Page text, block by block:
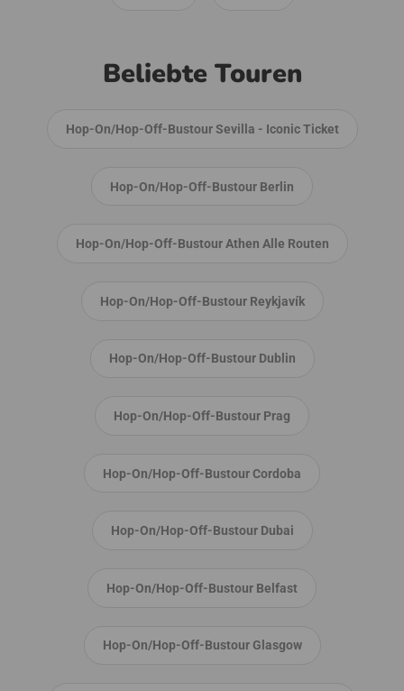
Beliebte Touren
Hop-On/Hop-Off-Bustour Sevilla - Iconic Ticket
Hop-On/Hop-Off-Bustour Berlin
Hop-On/Hop-Off-Bustour Athen Alle Routen
Hop-On/Hop-Off-Bustour Reykjavík
Hop-On/Hop-Off-Bustour Dublin
Hop-On/Hop-Off-Bustour Prag
Hop-On/Hop-Off-Bustour Cordoba
Hop-On/Hop-Off-Bustour Dubai
Hop-On/Hop-Off-Bustour Belfast
Hop-On/Hop-Off-Bustour Glasgow